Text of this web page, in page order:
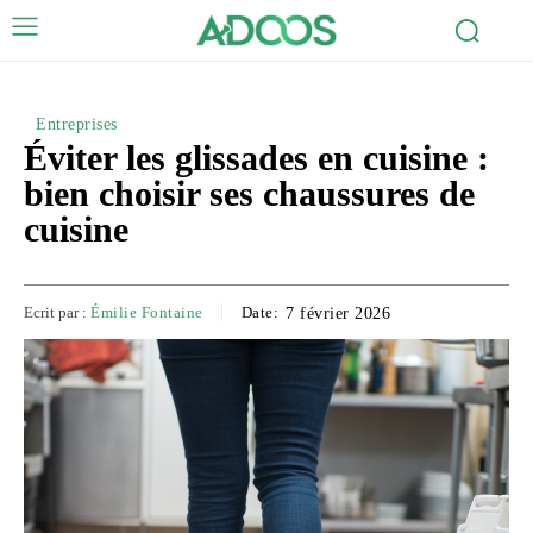
Entreprises
Éviter les glissades en cuisine :
bien choisir ses chaussures de
cuisine
Ecrit par : Émilie Fontaine Date: 7 février 2026